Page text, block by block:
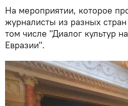
На мероприятии, которое
журналисты из разных
том числе "Диалог культур
Евразии".